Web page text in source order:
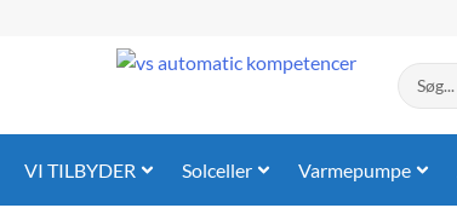
Search
...
VI TILBYDER Solceller Varmepumpe